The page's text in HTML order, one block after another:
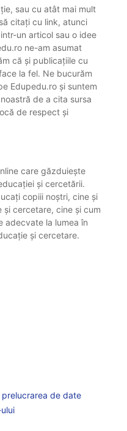
sau cu atât mai mult
citați cu link, atunci
un articol sau o idee
ne-am asumat
că și publicațiile cu
la fel. Ne bucurăm
Edupedu.ro și suntem
de a cita sursa
de respect și
care găzduiește
și cercetării.
copiii noștri, cine și
cercetare, cine și cum
adecvate la lumea în
și cercetare.
de date